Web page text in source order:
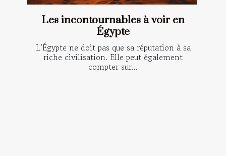
Les incontournables à voir en
Égypte
L’Égypte ne doit pas que sa réputation à sa
riche civilisation. Elle peut également
compter sur...